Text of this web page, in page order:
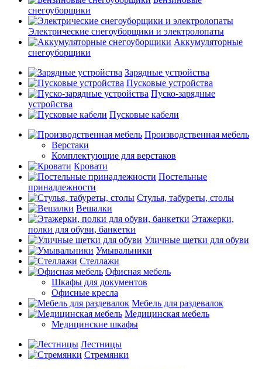
снегоуборщики
Электрические снегоуборщики и электролопаты
Аккумуляторные
снегоуборщики
Зарядные устройства
Пусковые устройства
Пуско-зарядные
устройства
Пусковые кабели
Производственная мебель
Верстаки
Комплектующие для верстаков
Кровати
Постельные
принадлежности
Стулья, табуреты, столы
Вешалки
Этажерки,
полки для обуви, банкетки
Уличные щетки для обуви
Умывальники
Стеллажи
Офисная мебель
Шкафы для документов
Офисные кресла
Мебель для раздевалок
Медицинская мебель
Медицинские шкафы
Лестницы
Стремянки